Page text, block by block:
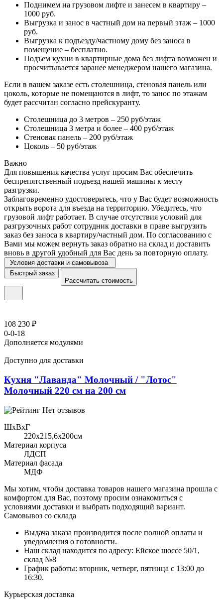
Поднимем на грузовом лифте и занесем в квартиру –
1000 руб.
Выгрузка и занос в частный дом на первый этаж – 1000
руб.
Выгрузка к подъезду/частному дому без заноса в
помещение – бесплатно.
Подъем кухни в квартирные дома без лифта возможен и
просчитывается заранее менеджером нашего магазина.
Если в вашем заказе есть столешница, стеновая панель или
цоколь, которые не помещаются в лифт, то занос по этажам
будет рассчитан согласно прейскуранту.
Столешница до 3 метров – 250 руб/этаж
Столешница 3 метра и более – 400 руб/этаж
Стеновая панель – 200 руб/этаж
Цоколь – 50 руб/этаж
Важно
Для повышения качества услуг просим Вас обеспечить
беспрепятственный подъезд нашей машины к месту
разгрузки.
Заблаговременно удостоверьтесь, что у Вас будет возможность
открыть ворота для въезда на территорию. Убедитесь, что
грузовой лифт работает. В случае отсутствия условий для
разгрузочных работ сотрудник доставки в праве выгрузить
заказ без заноса в квартиру/частный дом. По согласованию с
Вами мы можем вернуть заказ обратно на склад и доставить
вновь в другой удобный для Вас день за повторную оплату.
Условия доставки и самовывоза
Быстрый заказ
Рассчитать стоимость
108 230 ₽
0-0-18
Дополняется модулями
Доступно для доставки
Кухня "Лаванда" Молочный / "Лотос"
Молочный 220 см на 200 см
Нет отзывов
ШхВхГ
220x215,6х200см
Материал корпуса
ЛДСП
Материал фасада
МДФ
Мы хотим, чтобы доставка товаров нашего магазина прошла с
комфортом для Вас, поэтому просим ознакомиться с
условиями доставки и выбрать подходящий вариант.
Самовывоз со склада
Выдача заказа производится после полной оплаты и
уведомления о готовности.
Наш склад находится по адресу: Ейское шоссе 50/1,
склад №8
График работы: вторник, четверг, пятница с 13:00 до
16:30.
Курьерская доставка